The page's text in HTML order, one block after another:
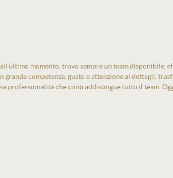
momento, trovo sempre un team disponibile,
competenza, gusto e attenzione ai dettagli,
che contraddistingue tutto il team.